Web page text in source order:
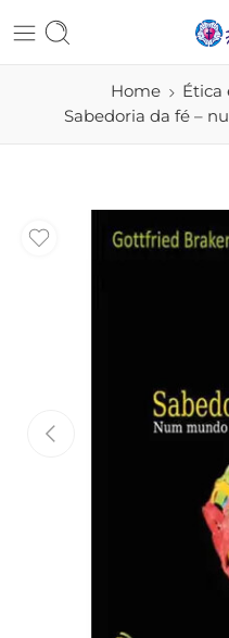
Home
Ética
Sabedoria da fé –